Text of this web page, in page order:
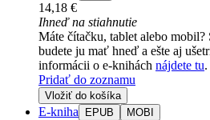
14,18 €
Ihneď na stiahnutie
Máte čítačku, tablet alebo
budete ju mať hneď a ešte aj
informácii o e-knihách nájdete tu.
Pridať do zoznamu
Vložiť do košíka
E-kniha EPUB MOBI